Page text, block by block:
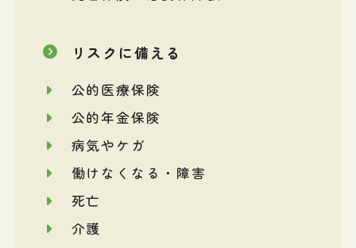
リスクに備える
公的医療保険
公的年金保険
病気やケガ
働けなくなる・障害
死亡
介護